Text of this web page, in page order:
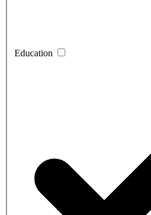
Education